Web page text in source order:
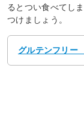
るとつい食べてし
つけましょう。
グルテンフリー